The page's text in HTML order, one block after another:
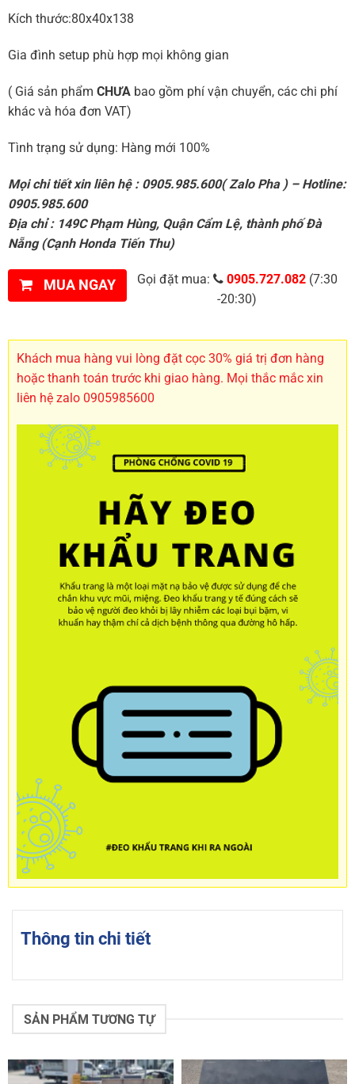
Kích thước:80x40x138
Gia đình setup phù hợp mọi không gian
( Giá sản phẩm CHƯAbao gồm phí vận chuyển, các chi phí
khác và hóa đơn VAT)
Tình trạng sử dụng: Hàng mới 100%
Mọi chi tiết xin liên hệ : 0905.985.600( Zalo Pha ) – Hotline:
0905.985.600
Địa chỉ : 149C Phạm Hùng, Quận Cẩm Lệ, thành phố Đà
Nẵng (Cạnh Honda Tiến Thu)
MUA NGAY Gọi đặt mua: 0905.727.082(7:30
-20:30)
Khách mua hàng vui lòng đặt cọc 30% giá trị đơn hàng
hoặc thanh toán trước khi giao hàng. Mọi thắc mắc xin
liên hệ zalo 0905985600
Thông tin chi tiết
SẢN PHẨM TƯƠNG TỰ